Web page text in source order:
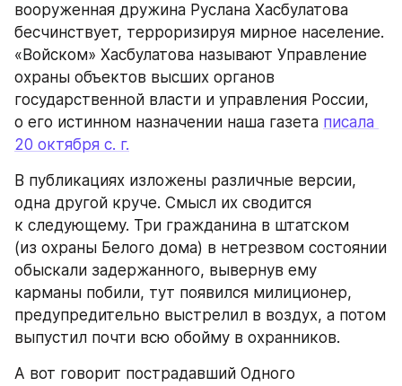
вооруженная дружина Руслана Хасбулатова
бесчинствует, терроризируя мирное население.
«Войском» Хасбулатова называют Управление
охраны объектов высших органов
государственной власти и управления России,
о его истинном назначении наша газета писала
20 октября с. г.
В публикациях изложены различные версии,
одна другой круче. Смысл их сводится
к следующему. Три гражданина в штатском
(из охраны Белого дома) в нетрезвом состоянии
обыскали задержанного, вывернув ему
карманы побили, тут появился милиционер,
предупредительно выстрелил в воздух, а потом
выпустил почти всю обойму в охранников.
А вот говорит пострадавший Одного